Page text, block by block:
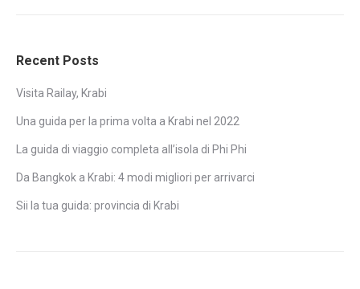
Recent Posts
Visita Railay, Krabi
Una guida per la prima volta a Krabi nel 2022
La guida di viaggio completa all’isola di Phi Phi
Da Bangkok a Krabi: 4 modi migliori per arrivarci
Sii la tua guida: provincia di Krabi